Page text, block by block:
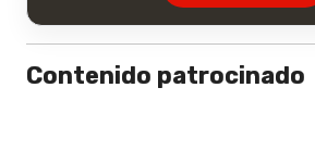
Contenido patrocinado